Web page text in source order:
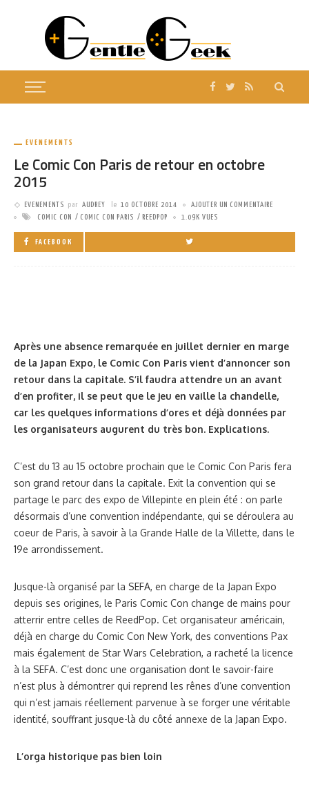
EVENEMENTS
Le Comic Con Paris de retour en octobre
2015
EVENEMENTS par AUDREY le 10 OCTOBRE 2014
AJOUTER UN COMMENTAIRE
COMIC CON
COMIC CON PARIS REEDPOP 1.09K VUES
FACEBOOK
Après une absence remarquée en juillet dernier en marge
de la Japan Expo, le Comic Con Paris vient d’annoncer son
retour dans la capitale. S’il faudra attendre un an avant
d’en profiter, il se peut que le jeu en vaille la chandelle,
car les quelques informations d’ores et déjà données par
les organisateurs augurent du très bon. Explications.
C’est du 13 au 15 octobre prochain que le Comic Con Paris fera
son grand retour dans la capitale. Exit la convention qui se
partage le parc des expo de Villepinte en plein été : on parle
désormais d’une convention indépendante, qui se déroulera au
coeur de Paris, à savoir à la Grande Halle de la Villette, dans le
19e arrondissement.
Jusque-là organisé par la SEFA, en charge de la Japan Expo
depuis ses origines, le Paris Comic Con change de mains pour
atterrir entre celles de ReedPop. Cet organisateur américain,
déjà en charge du Comic Con New York, des conventions Pax
mais également de Star Wars Celebration, a racheté la licence
à la SEFA. C’est donc une organisation dont le savoir-faire
n’est plus à démontrer qui reprend les rênes d’une convention
qui n’est jamais réellement parvenue à se forger une véritable
identité, souffrant jusque-là du côté annexe de la Japan Expo.
L’orga historique pas bien loin